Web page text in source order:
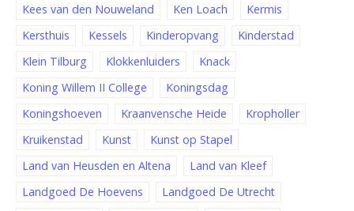
Kees van den Nouweland
Ken Loach
Kermis
Kersthuis
Kessels Kinderopvang
Kinderstad
Klein Tilburg
Klokkenluiders
Knack
Koning Willem II College
Koningsdag
Koningshoeven
Kraanvensche Heide
Kropholler
Kruikenstad
Kunst
Kunst op Stapel
Land van Heusden en Altena
Land van Kleef
Landgoed De Hoevens
Landgoed De Utrecht